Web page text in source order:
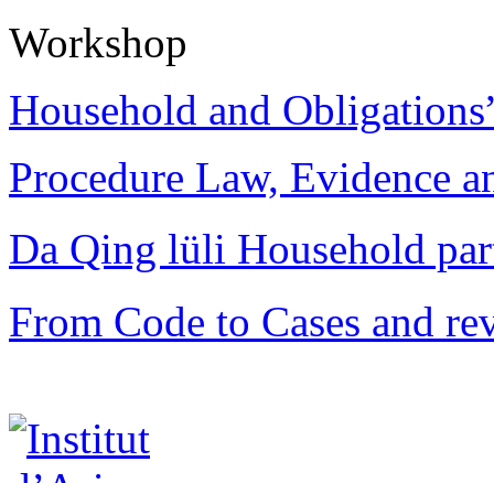
Workshop
Household and
Procedure Law, Evidence
Da Qing lüli Household
From Code to Cases and